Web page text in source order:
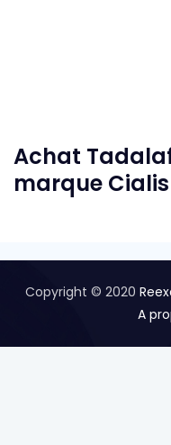
Achat
marque
Copyright © 2020
A